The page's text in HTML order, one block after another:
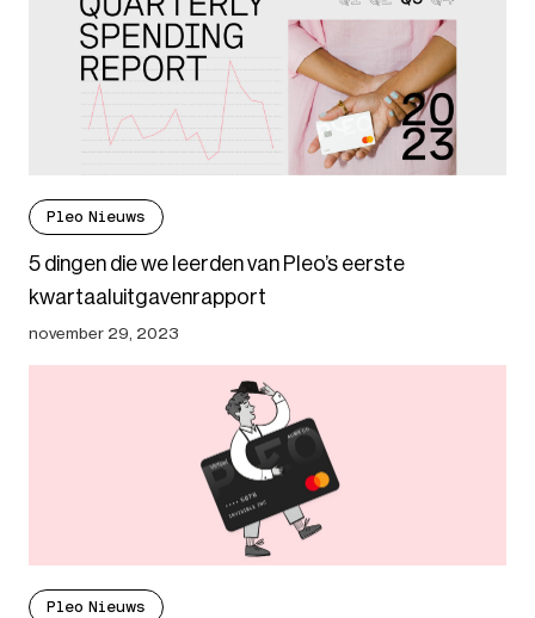
Pleo Nieuws
5 dingen die we leerden van Pleo’s eerste
kwartaaluitgavenrapport
november 29, 2023
Pleo Nieuws